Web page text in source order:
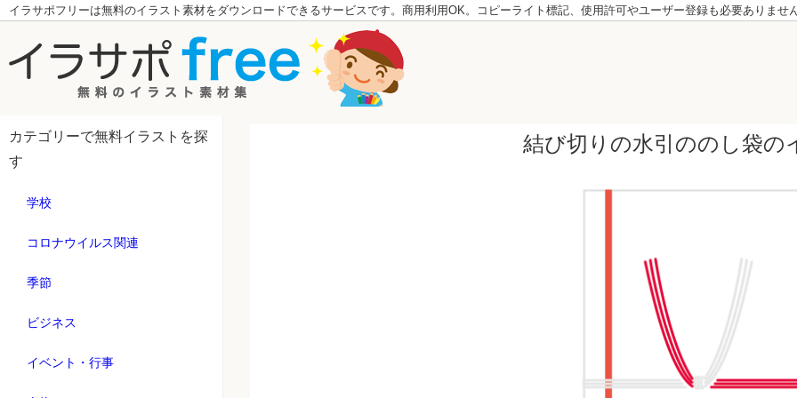
イラサポフリーは無料のイラスト素材をダウンロードできるサービスです。商用利用OK。コピーライト標記、使用許可やユーザー登録も必要ありません
カテゴリーで無料イラストを探
す
学校
コロナウイルス関連
季節
ビジネス
イベント・行事
結び切りの水引ののし袋の